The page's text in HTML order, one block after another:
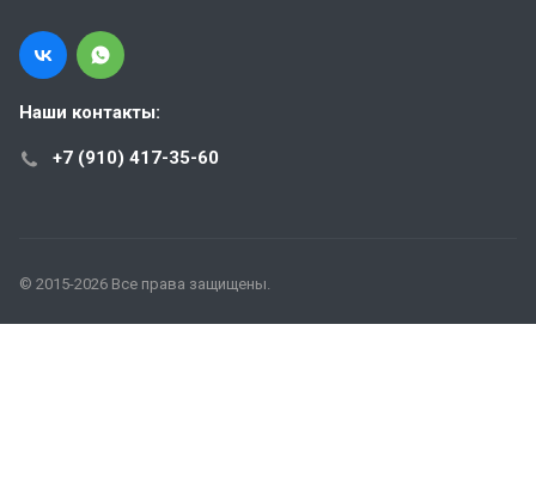
Наши контакты:
+7 (910) 417-35-60
© 2015-2026 Все права защищены.